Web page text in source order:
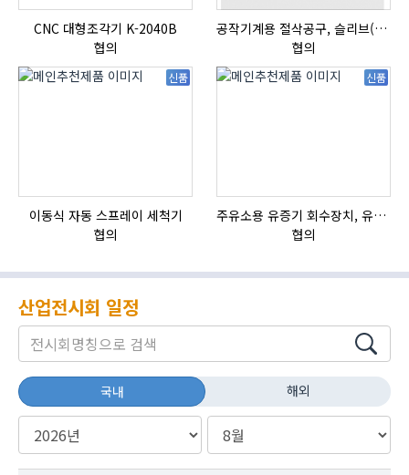
CNC 대형조각기 K-2040B
협의
공작기계용 절삭공구, 슬리브(SLEEVE)
협의
신품
이동식 자동 스프레이 세척기
협의
신품
주유소용 유증기 회수장치, 유증기 회수장치, 방폭형, 방폭형 유증기 회수장치
협의
산업전시회 일정
국내 해외